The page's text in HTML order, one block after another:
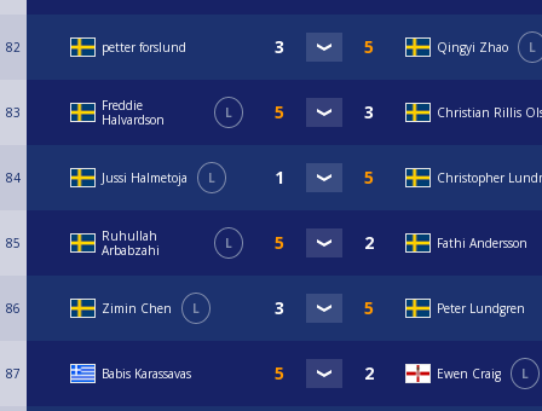
82 petter forslund Qingyi Zhao L
83
Freddie
Halvardson
L Christian Rillis
84 Jussi Halmetoja L Christopher
85
Ruhullah
Arbabzahi
L Fathi Andersson
86 Zimin Chen L Peter Lundgren
87 Babis Karassavas Ewen Craig L